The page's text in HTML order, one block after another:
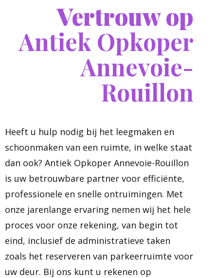
Vertrouw op
Antiek Opkoper
Annevoie-
Rouillon
Heeft u hulp nodig bij het leegmaken en
schoonmaken van een ruimte, in welke staat
dan ook? Antiek Opkoper Annevoie-Rouillon
is uw betrouwbare partner voor efficiënte,
professionele en snelle ontruimingen. Met
onze jarenlange ervaring nemen wij het hele
proces voor onze rekening, van begin tot
eind, inclusief de administratieve taken
zoals het reserveren van parkeerruimte voor
uw deur. Bij ons kunt u rekenen op